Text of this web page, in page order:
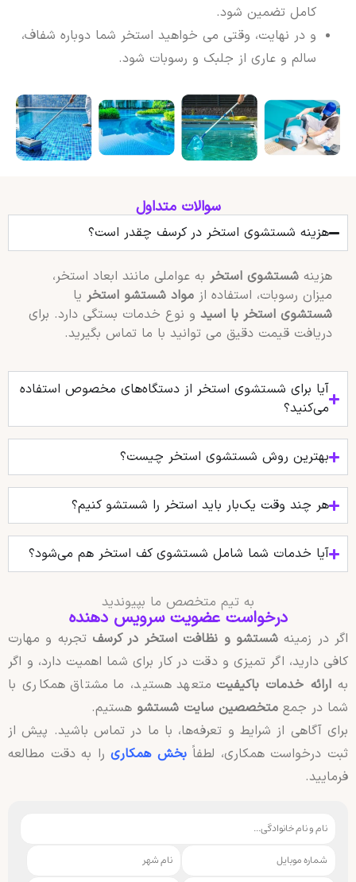
کامل تضمین شود.
و در نهایت، وقتی می خواهید استخر شما دوباره شفاف،
سالم و عاری از جلبک و رسوبات شود.
سوالات متداول
هزینه شستشوی استخر در کرسف چقدر است؟
هزینه شستشوی استخربه عواملی مانند ابعاد استخر،
میزان رسوبات، استفاده از مواد شستشو استخریا
شستشوی استخر با اسیدو نوع خدمات بستگی دارد. برای
دریافت قیمت دقیق می توانید با ما تماس بگیرید.
آیا برای شستشوی استخر از دستگاه‌های مخصوص استفاده
می‌کنید؟
بهترین روش شستشوی استخر چیست؟
هر چند وقت یک‌بار باید استخر را شستشو کنیم؟
آیا خدمات شما شامل شستشوی کف استخر هم می‌شود؟
به تیم متخصص ما بپیوندید
درخواست عضویت سرویس دهنده
اگر در زمینه شستشو و نظافت استخر در کرسفتجربه و مهارت
کافی دارید، اگر تمیزی و دقت در کار برای شما اهمیت دارد، و اگر
به ارائه خدمات باکیفیتمتعهد هستید، ما مشتاق همکاری با
شما در جمع متخصصین سایت شستشوهستیم.
برای آگاهی از شرایط و تعرفه‌ها، با ما در تماس باشید. پیش از
ثبت درخواست همکاری، لطفاً بخش همکاریرا به دقت مطالعه
فرمایید.